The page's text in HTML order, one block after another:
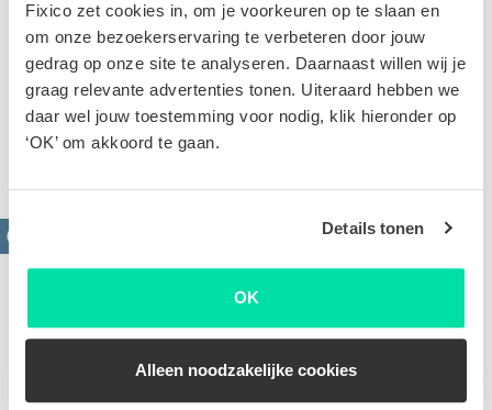
Fixico zet cookies in, om je voorkeuren op te slaan en
om onze bezoekerservaring te verbeteren door jouw
gedrag op onze site te analyseren. Daarnaast willen wij je
graag relevante advertenties tonen. Uiteraard hebben we
daar wel jouw toestemming voor nodig, klik hieronder op
‘OK’ om akkoord te gaan.
Details tonen
OK
Alleen noodzakelijke cookies
Velgen herstellen
Velgen beschadigen na het raken van een stoeprand.
Aan de hand van jouw schade frezen, polijsten of
spuiten we de velg